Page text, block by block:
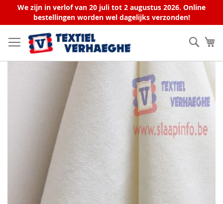
We zijn in verlof van 20 juli tot 2 augustus 2026. Online
bestellingen worden wel dagelijks verzonden!
naar
de
inhoud
Zoek